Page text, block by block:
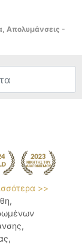
Απολυμάνσεις -
>>